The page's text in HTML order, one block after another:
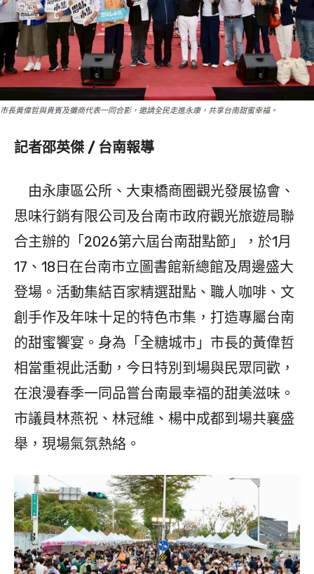
市長黃偉哲與貴賓及攤商代表一同合影，邀請全民走進永康，共享台南甜蜜幸福。
記者邵英傑 / 台南報導
由永康區公所、大東橋商圈觀光發展協會、
思味行銷有限公司及台南市政府觀光旅遊局聯
合主辦的「2026第六屆台南甜點節」，於1月
17、18日在台南市立圖書館新總館及周邊盛大
登場。活動集結百家精選甜點、職人咖啡、文
創手作及年味十足的特色市集，打造專屬台南
的甜蜜饗宴。身為「全糖城市」市長的黃偉哲
相當重視此活動，今日特別到場與民眾同歡，
在浪漫春季一同品嘗台南最幸福的甜美滋味。
市議員林燕祝、林冠維、楊中成都到場共襄盛
舉，現場氣氛熱絡。